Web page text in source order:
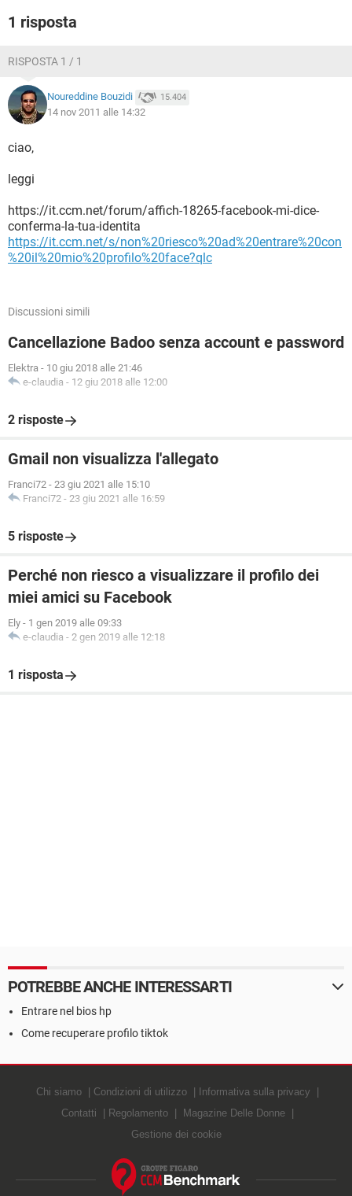
1 risposta
RISPOSTA 1 / 1
Noureddine Bouzidi 15.404
14 nov 2011 alle 14:32
ciao,
leggi
https://it.ccm.net/forum/affich-18265-facebook-mi-dice-
conferma-la-tua-identita
https://it.ccm.net/s/non%20riesco%20ad%20entrare%20con
%20il%20mio%20profilo%20face?qlc
Discussioni simili
Cancellazione Badoo senza account e password
Elektra - 10 giu 2018 alle 21:46
e-claudia - 12 giu 2018 alle 12:00
2 risposte
Gmail non visualizza l'allegato
Franci72 - 23 giu 2021 alle 15:10
Franci72 - 23 giu 2021 alle 16:59
5 risposte
Perché non riesco a visualizzare il profilo dei
miei amici su Facebook
Ely - 1 gen 2019 alle 09:33
e-claudia - 2 gen 2019 alle 12:18
1 risposta
POTREBBE ANCHE INTERESSARTI
Entrare nel bios hp
Come recuperare profilo tiktok
Chi siamo Condizioni di utilizzo
Informativa sulla privacy
Contatti
Regolamento
Magazine Delle Donne
Gestione dei cookie